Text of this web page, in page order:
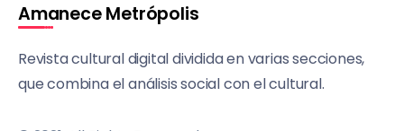
Amanece Metrópolis
Revista cultural digital dividida en varias secciones,
que combina el análisis social con el cultural.